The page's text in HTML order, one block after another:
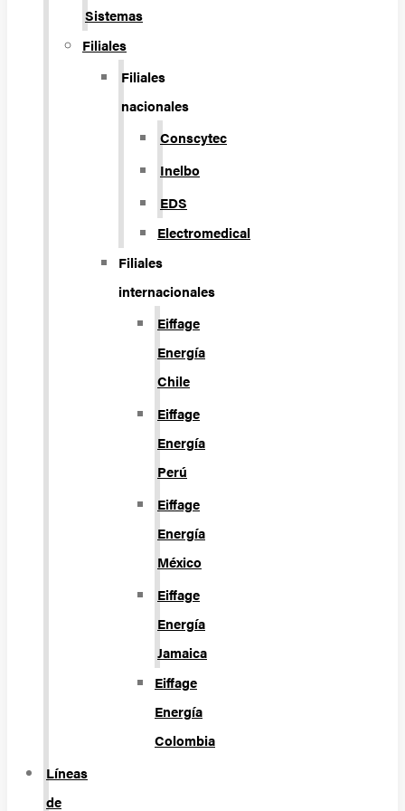
Sistemas
Filiales
Filiales
nacionales
Conscytec
Inelbo
EDS
Electromedical
Filiales
internacionales
Eiffage
Energía
Chile
Eiffage
Energía
Perú
Eiffage
Energía
México
Eiffage
Energía
Jamaica
Eiffage
Energía
Colombia
Líneas
de